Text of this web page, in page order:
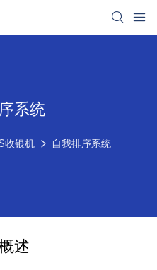
系统
收银机 自我排序系统
述